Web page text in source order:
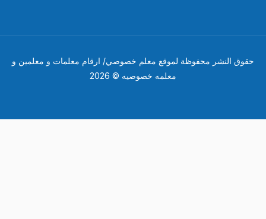
النشر محفوظة لموقع معلم خصوصي/ ارقام معلمات و معلمين و
معلمه خصوصيه © 2026